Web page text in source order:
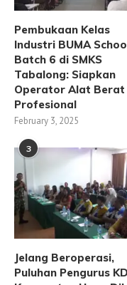
Pembukaan Kelas
Industri BUMA
Batch 6 di SMKS
Tabalong: Siapkan
Operator Alat Berat
Profesional
February 3, 2025
3
Jelang Beroperasi,
Puluhan Pengurus